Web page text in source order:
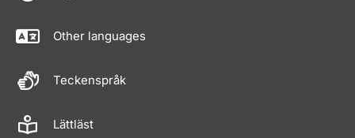
Other languages
Teckenspråk
Lättläst